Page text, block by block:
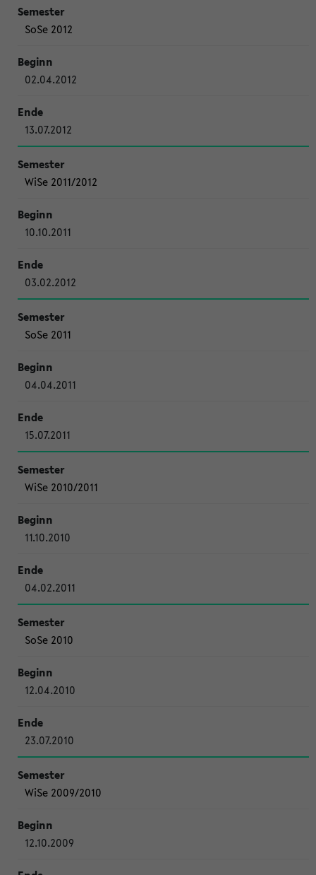
SoSe 2012
02.04.2012
13.07.2012
WiSe 2011/2012
10.10.2011
03.02.2012
SoSe 2011
04.04.2011
15.07.2011
WiSe 2010/2011
11.10.2010
04.02.2011
SoSe 2010
12.04.2010
23.07.2010
WiSe 2009/2010
12.10.2009